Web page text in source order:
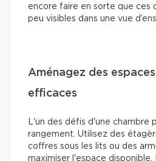
encore faire en sorte que ces
peu visibles dans une vue
Aménagez des
efficaces
L'un des défis d'une chambre
rangement. Utilisez des
coffres sous les lits ou des
maximiser l'espace